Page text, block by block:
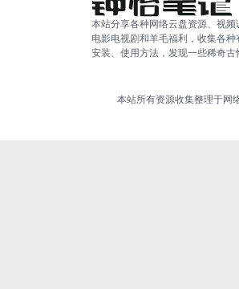
本站分享各种网络云盘资源、视
电影电视剧和羊毛福利，收集各种
安装、使用方法，发现一些稀奇古
本站所有资源收集整理于网